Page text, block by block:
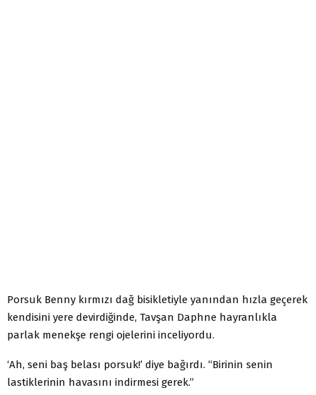
Porsuk Benny kırmızı dağ bisikletiyle yanından hızla geçerek
kendisini yere devirdiğinde, Tavşan Daphne hayranlıkla
parlak menekşe rengi ojelerini inceliyordu.
‘Ah, seni baş belası porsuk!’ diye bağırdı. “Birinin senin
lastiklerinin havasını indirmesi gerek.”